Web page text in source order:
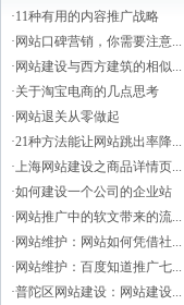
·11种有用的内容推广战略
· 网站口碑营销，你需要注意...
· 网站建设与西方建筑的相似...
·关于淘宝电商的几点思考
· 网站退关从零做起
·21种方法能让网站跳出率降...
·上海网站建设之商品详情页...
·如何建设一个公司的企业站
· 网站推广中的软文带来的流...
· 网站维护：网站如何凭借社...
· 网站维护：百度知道推广七...
·普陀区网站建设：网站建设...